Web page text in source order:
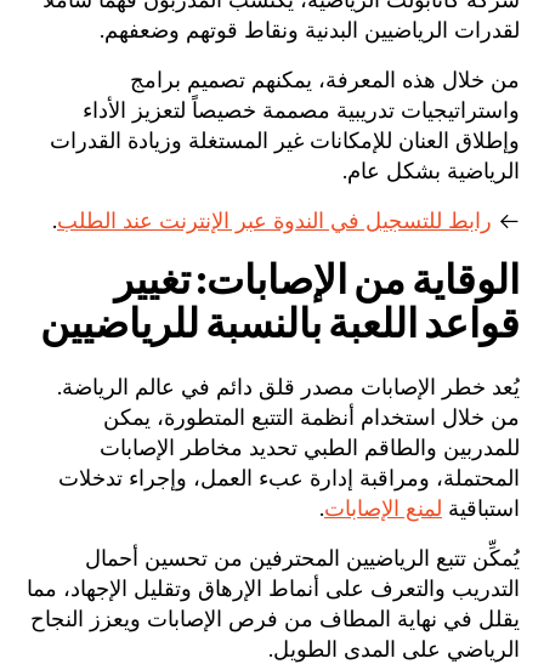
لقدرات الرياضيين البدنية ونقاط قوتهم وضعفهم.
من خلال هذه المعرفة، يمكنهم تصميم برامج
واستراتيجيات تدريبية مصممة خصيصاً لتعزيز الأداء
وإطلاق العنان للإمكانات غير المستغلة وزيادة القدرات
الرياضية بشكل عام.
← رابط للتسجيل في الندوة عبر الإنترنت عند الطلب.
الوقاية من الإصابات: تغيير
قواعد اللعبة بالنسبة للرياضيين
يُعد خطر الإصابات مصدر قلق دائم في عالم الرياضة.
من خلال استخدام أنظمة التتبع المتطورة، يمكن
للمدربين والطاقم الطبي تحديد مخاطر الإصابات
المحتملة، ومراقبة إدارة عبء العمل، وإجراء تدخلات
استباقية لمنع الإصابات.
يُمكِّن تتبع الرياضيين المحترفين من تحسين أحمال
التدريب والتعرف على أنماط الإرهاق وتقليل الإجهاد، مما
يقلل في نهاية المطاف من فرص الإصابات ويعزز النجاح
الرياضي على المدى الطويل.